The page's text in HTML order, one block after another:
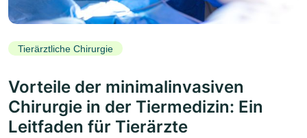
Tierärztliche Chirurgie
Vorteile der minimalinvasiven
Chirurgie in der Tiermedizin: Ein
Leitfaden für Tierärzte